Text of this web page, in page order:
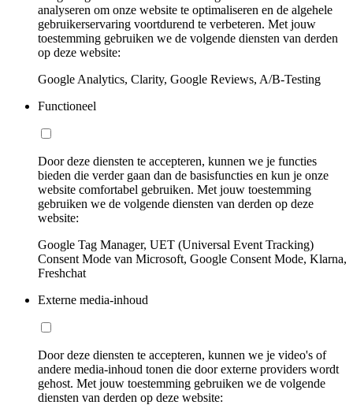
analyseren om onze website te optimaliseren en de algehele
gebruikerservaring voortdurend te verbeteren. Met jouw
toestemming gebruiken we de volgende diensten van derden
op deze website:
Google Analytics, Clarity, Google Reviews, A/B-Testing
Functioneel
Door deze diensten te accepteren, kunnen we je functies
bieden die verder gaan dan de basisfuncties en kun je onze
website comfortabel gebruiken. Met jouw toestemming
gebruiken we de volgende diensten van derden op deze
website:
Google Tag Manager, UET (Universal Event Tracking)
Consent Mode van Microsoft, Google Consent Mode, Klarna,
Freshchat
Externe media-inhoud
Door deze diensten te accepteren, kunnen we je video's of
andere media-inhoud tonen die door externe providers wordt
gehost. Met jouw toestemming gebruiken we de volgende
diensten van derden op deze website: